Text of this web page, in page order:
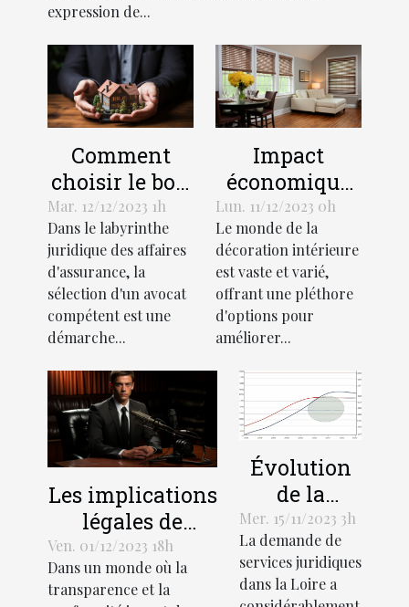
expression de...
Comment
choisir le bon
avocat pour
votre affaire
d'assurance
Mar. 12/12/2023 1h
Dans le labyrinthe
juridique des affaires
d'assurance, la
sélection d'un avocat
compétent est une
démarche...
Impact
économique
de l'industrie
des stores
décoratifs
Lun. 11/12/2023 0h
Le monde de la
décoration intérieure
est vaste et varié,
offrant une pléthore
d'options pour
améliorer...
Les implications
légales de
l'enregistrement
audio lors de
recrutements
Ven. 01/12/2023 18h
Dans un monde où la
transparence et la
Évolution
de la
demande
de services
juridiques
en Loire
Mer. 15/11/2023 3h
La demande de
services juridiques
dans la Loire a